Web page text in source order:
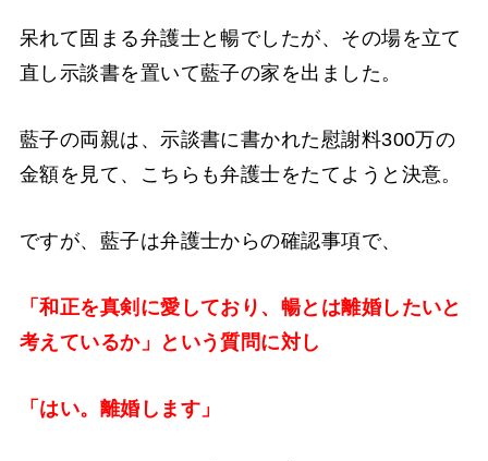
呆れて固まる弁護士と暢でしたが、その場を立て
直し示談書を置いて藍子の家を出ました。
藍子の両親は、示談書に書かれた慰謝料300万の
金額を見て、こちらも弁護士をたてようと決意。
ですが、藍子は弁護士からの確認事項で、
「和正を真剣に愛しており、暢とは離婚したいと
考えているか」という質問に対し
「はい。離婚します」